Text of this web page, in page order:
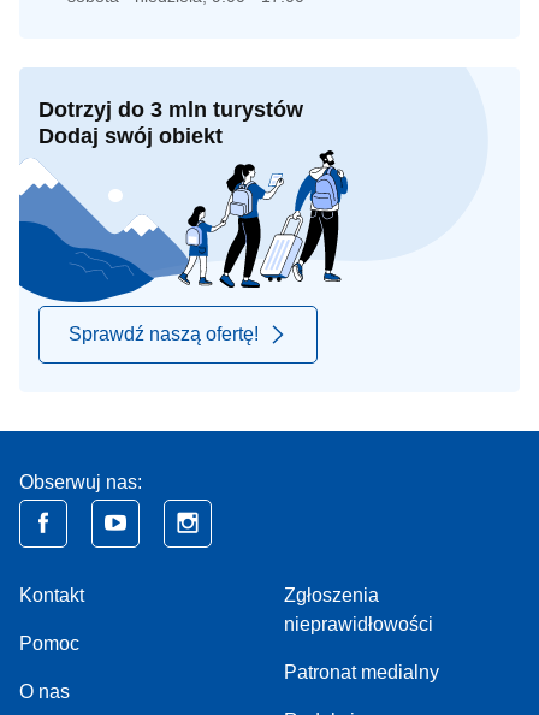
Dotrzyj do 3 mln turystów
Dodaj swój obiekt
Sprawdź naszą ofertę!
Obserwuj nas:
Kontakt
Pomoc
O nas
Zgłoszenia
nieprawidłowości
Patronat medialny